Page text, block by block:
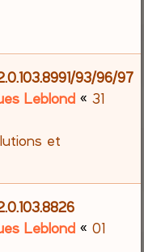
93/96/97
Leblond «31
et
Leblond «01